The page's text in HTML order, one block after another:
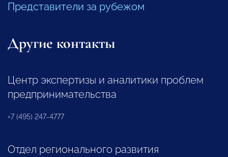
Представители за рубежом
Другие контакты
Центр экспертизы и аналитики проблем
предпринимательства
+7 (495) 247-4777
Отдел регионального развития